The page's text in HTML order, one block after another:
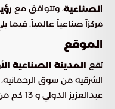
الصناعية، وتتوافق مع رؤية
مركزاً صناعياً عالمياً.
الموقع
تقع المدينة الصناعية
عبدالعزيز الدولي و 13 كم من ميناء جدة الإسلامي.